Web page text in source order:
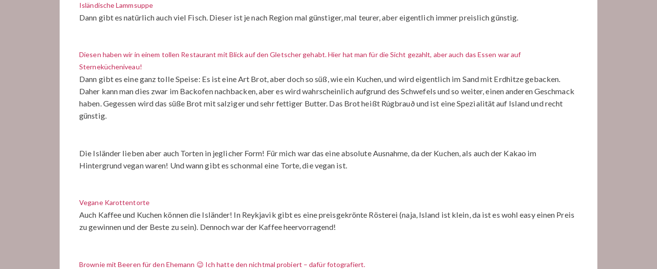
Isländische Lammsuppe
Dann gibt es natürlich auch viel Fisch. Dieser ist je nach Region mal günstiger, mal teurer, aber eigentlich immer preislich günstig.
Diesen haben wir in einem tollen Restaurant mit Blick auf den Gletscher gehabt. Hier hat man für die Sicht gezahlt, aber auch das Essen war auf
Sternekücheniveau!
Dann gibt es eine ganz tolle Speise: Es ist eine Art Brot, aber doch so süß, wie ein Kuchen, und wird eigentlich im Sand mit Erdhitze gebacken.
Daher kann man dies zwar im Backofen nachbacken, aber es wird wahrscheinlich aufgrund des Schwefels und so weiter, einen anderen Geschmack
haben. Gegessen wird das süße Brot mit salziger und sehr fettiger Butter. Das Brot heißt Rúgbrauð und ist eine Spezialität auf Island und recht
günstig.
Die Isländer lieben aber auch Torten in jeglicher Form! Für mich war das eine absolute Ausnahme, da der Kuchen, als auch der Kakao im
Hintergrund vegan waren! Und wann gibt es schonmal eine Torte, die vegan ist.
Vegane Karottentorte
Auch Kaffee und Kuchen können die Isländer! In Reykjavik gibt es eine preisgekrönte Rösterei (naja, Island ist klein, da ist es wohl easy einen Preis
zu gewinnen und der Beste zu sein). Dennoch war der Kaffee heervorragend!
Brownie mit Beeren für den Ehemann 😉 Ich hatte den nichtmal probiert – dafür fotografiert.